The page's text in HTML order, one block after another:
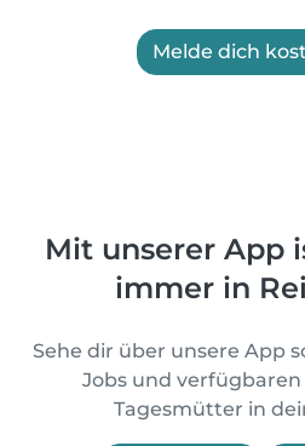
Melde dich
Mit unserer App
immer in
Sehe dir über unsere App
Jobs und
Tagesmütter in